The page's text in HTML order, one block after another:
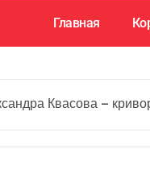
Главная
Квасова —